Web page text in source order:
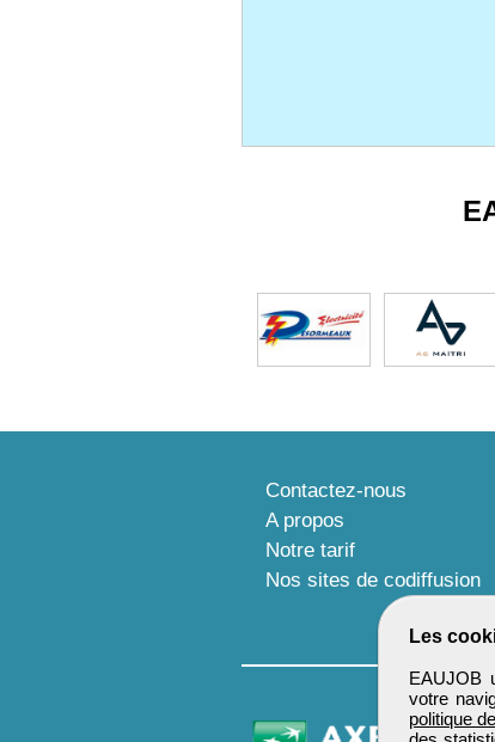
Les
EAUJOB
votre
politique
Contactez-nous
A propos
Notre tarif
Nos sites de codiffusion